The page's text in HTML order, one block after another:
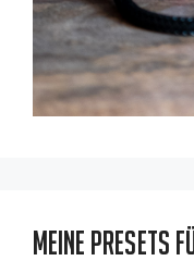
Meine Presets